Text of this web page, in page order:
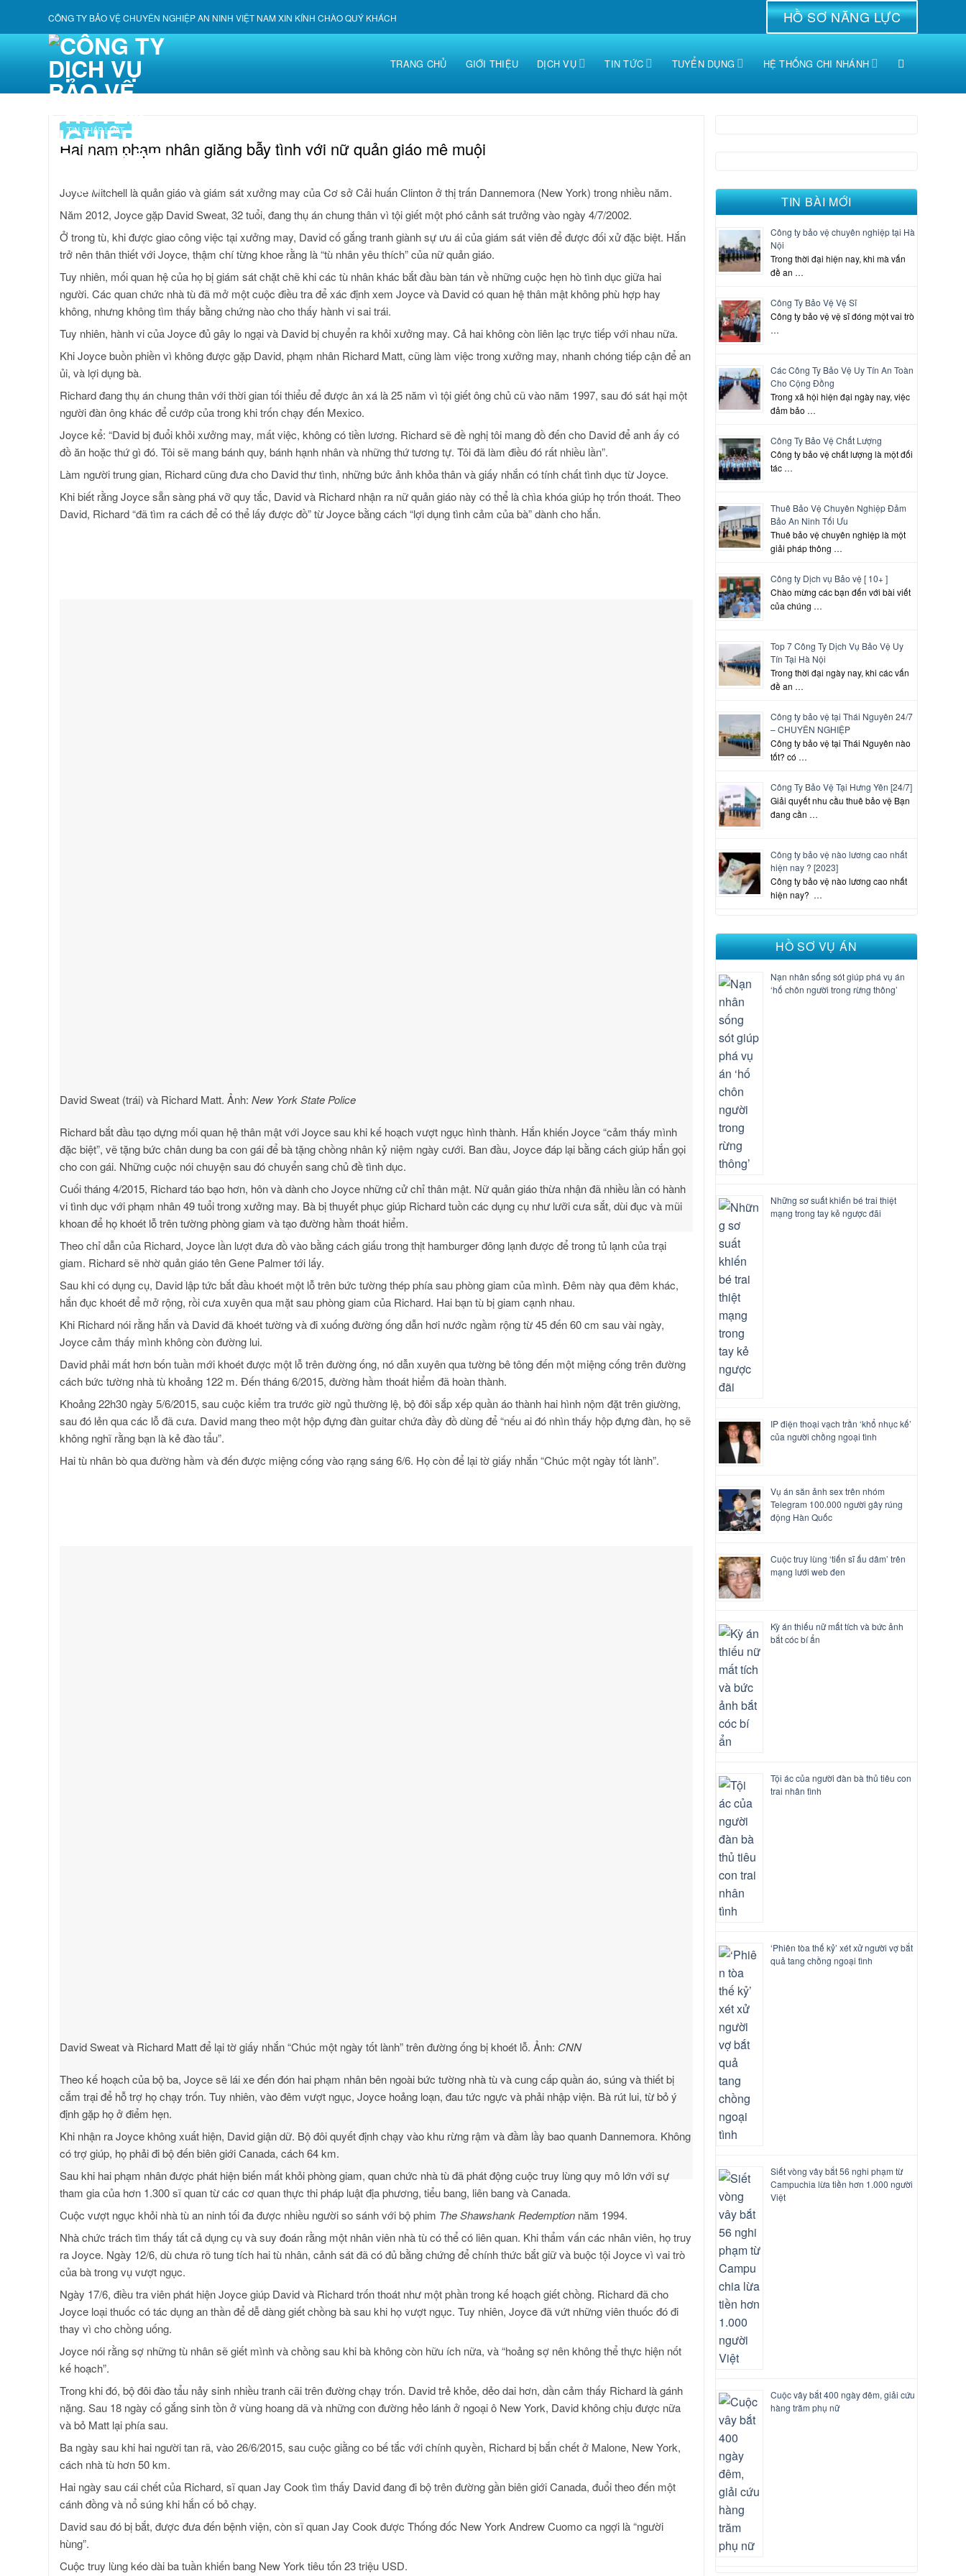
CÔNG TY BẢO VỆ CHUYÊN NGHIỆP AN NINH VIỆT NAM XIN KÍNH CHÀO QUÝ KHÁCH HỒ SƠ NĂNG LỰC
TRANG CHỦ GIỚI THIỆU DỊCH VỤ TIN TỨC TUYỂN DỤNG HỆ THỐNG CHI NHÁNH
TIN PHÁP LUẬT
Hai nam phạm nhân giăng bẫy tình với nữ quản giáo mê muội
Joyce Mitchell là quản giáo và giám sát xưởng may của Cơ sở Cải huấn Clinton ở thị trấn Dannemora (New York) trong nhiều năm.
Năm 2012, Joyce gặp David Sweat, 32 tuổi, đang thụ án chung thân vì tội giết một phó cảnh sát trưởng vào ngày 4/7/2002.
Ở trong tù, khi được giao công việc tại xưởng may, David cố gắng tranh giành sự ưu ái của giám sát viên để được đối xử đặc biệt. Hắn
trở nên thân thiết với Joyce, thậm chí từng khoe rằng là “tù nhân yêu thích” của nữ quản giáo.
Tuy nhiên, mối quan hệ của họ bị giám sát chặt chẽ khi các tù nhân khác bắt đầu bàn tán về những cuộc hẹn hò tình dục giữa hai
người. Các quan chức nhà tù đã mở một cuộc điều tra để xác định xem Joyce và David có quan hệ thân mật không phù hợp hay
không, nhưng không tìm thấy bằng chứng nào cho thấy hành vi sai trái.
Tuy nhiên, hành vi của Joyce đủ gây lo ngại và David bị chuyển ra khỏi xưởng may. Cả hai không còn liên lạc trực tiếp với nhau nữa.
Khi Joyce buồn phiền vì không được gặp David, phạm nhân Richard Matt, cũng làm việc trong xưởng may, nhanh chóng tiếp cận để an
ủi, và lợi dụng bà.
Richard đang thụ án chung thân với thời gian tối thiểu để được ân xá là 25 năm vì tội giết ông chủ cũ vào năm 1997, sau đó sát hại một
người đàn ông khác để cướp của trong khi trốn chạy đến Mexico.
Joyce kể: “David bị đuổi khỏi xưởng may, mất việc, không có tiền lương. Richard sẽ đề nghị tôi mang đồ đến cho David để anh ấy có
đồ ăn hoặc thứ gì đó. Tôi sẽ mang bánh quy, bánh hạnh nhân và những thứ tương tự. Tôi đã làm điều đó rất nhiều lần”.
Làm người trung gian, Richard cũng đưa cho David thư tình, những bức ảnh khỏa thân và giấy nhắn có tính chất tình dục từ Joyce.
Khi biết rằng Joyce sẵn sàng phá vỡ quy tắc, David và Richard nhận ra nữ quản giáo này có thể là chìa khóa giúp họ trốn thoát. Theo
David, Richard “đã tìm ra cách để có thể lấy được đồ” từ Joyce bằng cách “lợi dụng tình cảm của bà” dành cho hắn.
David Sweat (trái) và Richard Matt. Ảnh: New York State Police
Richard bắt đầu tạo dựng mối quan hệ thân mật với Joyce sau khi kế hoạch vượt ngục hình thành. Hắn khiến Joyce “cảm thấy mình
đặc biệt”, vẽ tặng bức chân dung ba con gái để bà tặng chồng nhân kỷ niệm ngày cưới. Ban đầu, Joyce đáp lại bằng cách giúp hắn gọi
cho con gái. Những cuộc nói chuyện sau đó chuyển sang chủ đề tình dục.
Cuối tháng 4/2015, Richard táo bạo hơn, hôn và dành cho Joyce những cử chỉ thân mật. Nữ quản giáo thừa nhận đã nhiều lần có hành
vi tình dục với phạm nhân 49 tuổi trong xưởng may. Bà bị thuyết phục giúp Richard tuồn các dụng cụ như lưỡi cưa sắt, dùi đục và mũi
khoan để họ khoét lỗ trên tường phòng giam và tạo đường hầm thoát hiểm.
Theo chỉ dẫn của Richard, Joyce lần lượt đưa đồ vào bằng cách giấu trong thịt hamburger đông lạnh được để trong tủ lạnh của trại
giam. Richard sẽ nhờ quản giáo tên Gene Palmer tới lấy.
Sau khi có dụng cụ, David lập tức bắt đầu khoét một lỗ trên bức tường thép phía sau phòng giam của mình. Đêm này qua đêm khác,
hắn đục khoét để mở rộng, rồi cưa xuyên qua mặt sau phòng giam của Richard. Hai bạn tù bị giam cạnh nhau.
Khi Richard nói rằng hắn và David đã khoét tường và đi xuống đường ống dẫn hơi nước ngầm rộng từ 45 đến 60 cm sau vài ngày,
Joyce cảm thấy mình không còn đường lui.
David phải mất hơn bốn tuần mới khoét được một lỗ trên đường ống, nó dẫn xuyên qua tường bê tông đến một miệng cống trên đường
cách bức tường nhà tù khoảng 122 m. Đến tháng 6/2015, đường hầm thoát hiểm đã hoàn thành.
Khoảng 22h30 ngày 5/6/2015, sau cuộc kiểm tra trước giờ ngủ thường lệ, bộ đôi sắp xếp quần áo thành hai hình nộm đặt trên giường,
sau đó lẻn qua các lỗ đã cưa. David mang theo một hộp đựng đàn guitar chứa đầy đồ dùng để “nếu ai đó nhìn thấy hộp đựng đàn, họ sẽ
không nghĩ rằng bạn là kẻ đào tẩu”.
Hai tù nhân bò qua đường hầm và đến được miệng cống vào rạng sáng 6/6. Họ còn để lại tờ giấy nhắn “Chúc một ngày tốt lành”.
David Sweat và Richard Matt để lại tờ giấy nhắn “Chúc một ngày tốt lành” trên đường ống bị khoét lỗ. Ảnh: CNN
Theo kế hoạch của bộ ba, Joyce sẽ lái xe đến đón hai phạm nhân bên ngoài bức tường nhà tù và cung cấp quần áo, súng và thiết bị
cắm trại để hỗ trợ họ chạy trốn. Tuy nhiên, vào đêm vượt ngục, Joyce hoảng loạn, đau tức ngực và phải nhập viện. Bà rút lui, từ bỏ ý
định gặp họ ở điểm hẹn.
Khi nhận ra Joyce không xuất hiện, David giận dữ. Bộ đôi quyết định chạy vào khu rừng rậm và đầm lầy bao quanh Dannemora. Không
có trợ giúp, họ phải đi bộ đến biên giới Canada, cách 64 km.
Sau khi hai phạm nhân được phát hiện biến mất khỏi phòng giam, quan chức nhà tù đã phát động cuộc truy lùng quy mô lớn với sự
tham gia của hơn 1.300 sĩ quan từ các cơ quan thực thi pháp luật địa phương, tiểu bang, liên bang và Canada.
Cuộc vượt ngục khỏi nhà tù an ninh tối đa được nhiều người so sánh với bộ phim The Shawshank Redemption năm 1994.
Nhà chức trách tìm thấy tất cả dụng cụ và suy đoán rằng một nhân viên nhà tù có thể có liên quan. Khi thẩm vấn các nhân viên, họ truy
ra Joyce. Ngày 12/6, dù chưa rõ tung tích hai tù nhân, cảnh sát đã có đủ bằng chứng để chính thức bắt giữ và buộc tội Joyce vì vai trò
của bà trong vụ vượt ngục.
Ngày 17/6, điều tra viên phát hiện Joyce giúp David và Richard trốn thoát như một phần trong kế hoạch giết chồng. Richard đã cho
Joyce loại thuốc có tác dụng an thần để dễ dàng giết chồng bà sau khi họ vượt ngục. Tuy nhiên, Joyce đã vứt những viên thuốc đó đi
thay vì cho chồng uống.
Joyce nói rằng sợ những tù nhân sẽ giết mình và chồng sau khi bà không còn hữu ích nữa, và “hoảng sợ nên không thể thực hiện nốt
kế hoạch”.
Trong khi đó, bộ đôi đào tẩu nảy sinh nhiều tranh cãi trên đường chạy trốn. David trẻ khỏe, dẻo dai hơn, dần cảm thấy Richard là gánh
nặng. Sau 18 ngày cố gắng sinh tồn ở vùng hoang dã và những con đường hẻo lánh ở ngoại ô New York, David không chịu được nữa
và bỏ Matt lại phía sau.
Ba ngày sau khi hai người tan rã, vào 26/6/2015, sau cuộc giằng co bế tắc với chính quyền, Richard bị bắn chết ở Malone, New York,
cách nhà tù hơn 50 km.
Hai ngày sau cái chết của Richard, sĩ quan Jay Cook tìm thấy David đang đi bộ trên đường gần biên giới Canada, đuổi theo đến một
cánh đồng và nổ súng khi hắn cố bỏ chạy.
David sau đó bị bắt, được đưa đến bệnh viện, còn sĩ quan Jay Cook được Thống đốc New York Andrew Cuomo ca ngợi là “người
hùng”.
Cuộc truy lùng kéo dài ba tuần khiến bang New York tiêu tốn 23 triệu USD.
TIN BÀI MỚI
Công ty bảo vệ chuyên nghiệp tại Hà
Nội
Trong thời đại hiện nay, khi mà vấn
đề an …
Công Ty Bảo Vệ Vệ Sĩ
Công ty bảo vệ vệ sĩ đóng một vai trò
…
Các Công Ty Bảo Vệ Uy Tín An Toàn
Cho Cộng Đồng
Trong xã hội hiện đại ngày nay, việc
đảm bảo …
Công Ty Bảo Vệ Chất Lượng
Công ty bảo vệ chất lượng là một đối
tác …
Thuê Bảo Vệ Chuyên Nghiệp Đảm
Bảo An Ninh Tối Ưu
Thuê bảo vệ chuyên nghiệp là một
giải pháp thông …
Công ty Dịch vụ Bảo vệ [ 10+ ]
Chào mừng các bạn đến với bài viết
của chúng …
Top 7 Công Ty Dịch Vụ Bảo Vệ Uy
Tín Tại Hà Nội
Trong thời đại ngày nay, khi các vấn
đề an …
Công ty bảo vệ tại Thái Nguyên 24/7
– CHUYÊN NGHIỆP
Công ty bảo vệ tại Thái Nguyên nào
tốt? có …
Công Ty Bảo Vệ Tại Hưng Yên [24/7]
Giải quyết nhu cầu thuê bảo vệ Bạn
đang cần …
Công ty bảo vệ nào lương cao nhất
hiện nay ? [2023]
Công ty bảo vệ nào lương cao nhất
hiện nay? …
HỒ SƠ VỤ ÁN
Nạn nhân sống sót giúp phá vụ án
‘hố chôn người trong rừng thông’
Những sơ suất khiến bé trai thiệt
mạng trong tay kẻ ngược đãi
IP điện thoại vạch trần ‘khổ nhục kế’
của người chồng ngoại tình
Vụ án săn ảnh sex trên nhóm
Telegram 100.000 người gây rúng
động Hàn Quốc
Cuộc truy lùng ‘tiến sĩ ấu dâm’ trên
mạng lưới web đen
Kỳ án thiếu nữ mất tích và bức ảnh
bắt cóc bí ẩn
Tội ác của người đàn bà thủ tiêu con
trai nhân tình
‘Phiên tòa thế kỷ’ xét xử người vợ bắt
quả tang chồng ngoại tình
Siết vòng vây bắt 56 nghi phạm từ
Campuchia lừa tiền hơn 1.000 người
Việt
Cuộc vây bắt 400 ngày đêm, giải cứu
hàng trăm phụ nữ